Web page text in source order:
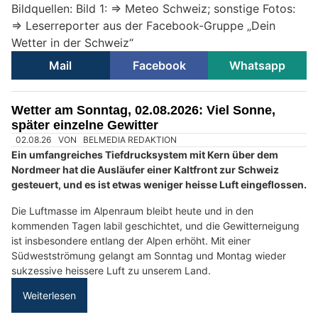
Bildquellen: Bild 1: => Meteo Schweiz; sonstige Fotos:
=> Leserreporter aus der Facebook-Gruppe „Dein
Wetter in der Schweiz“
Mail
Facebook Whatsapp
Wetter am Sonntag, 02.08.2026: Viel Sonne,
später einzelne Gewitter